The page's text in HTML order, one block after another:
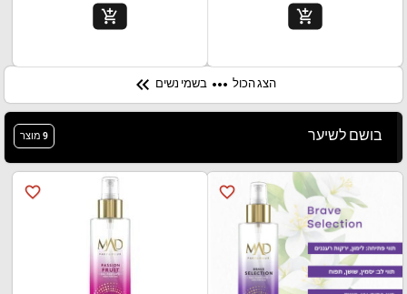
add_shopping_cart
add_shopping_cart
הצג הכול more_horiz בשמי נשים keyboard_double_arrow_left
בושם לשיער 9 מוצר
favorite_border
favorite_border